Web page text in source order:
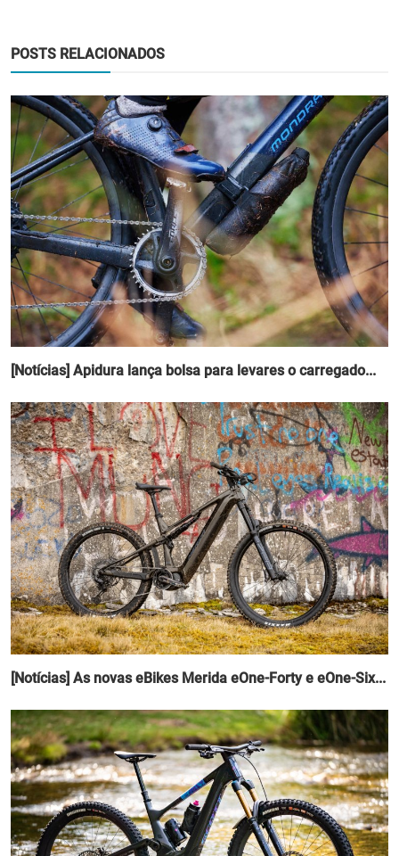
POSTS RELACIONADOS
[Notícias] Apidura lança bolsa para levares o carregado...
[Notícias] As novas eBikes Merida eOne-Forty e eOne-Six...